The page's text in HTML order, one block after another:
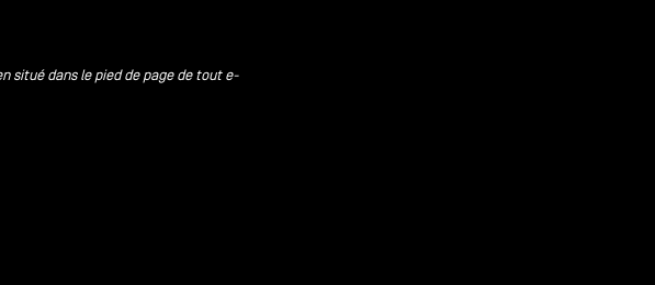
situé dans le pied de page de tout e-